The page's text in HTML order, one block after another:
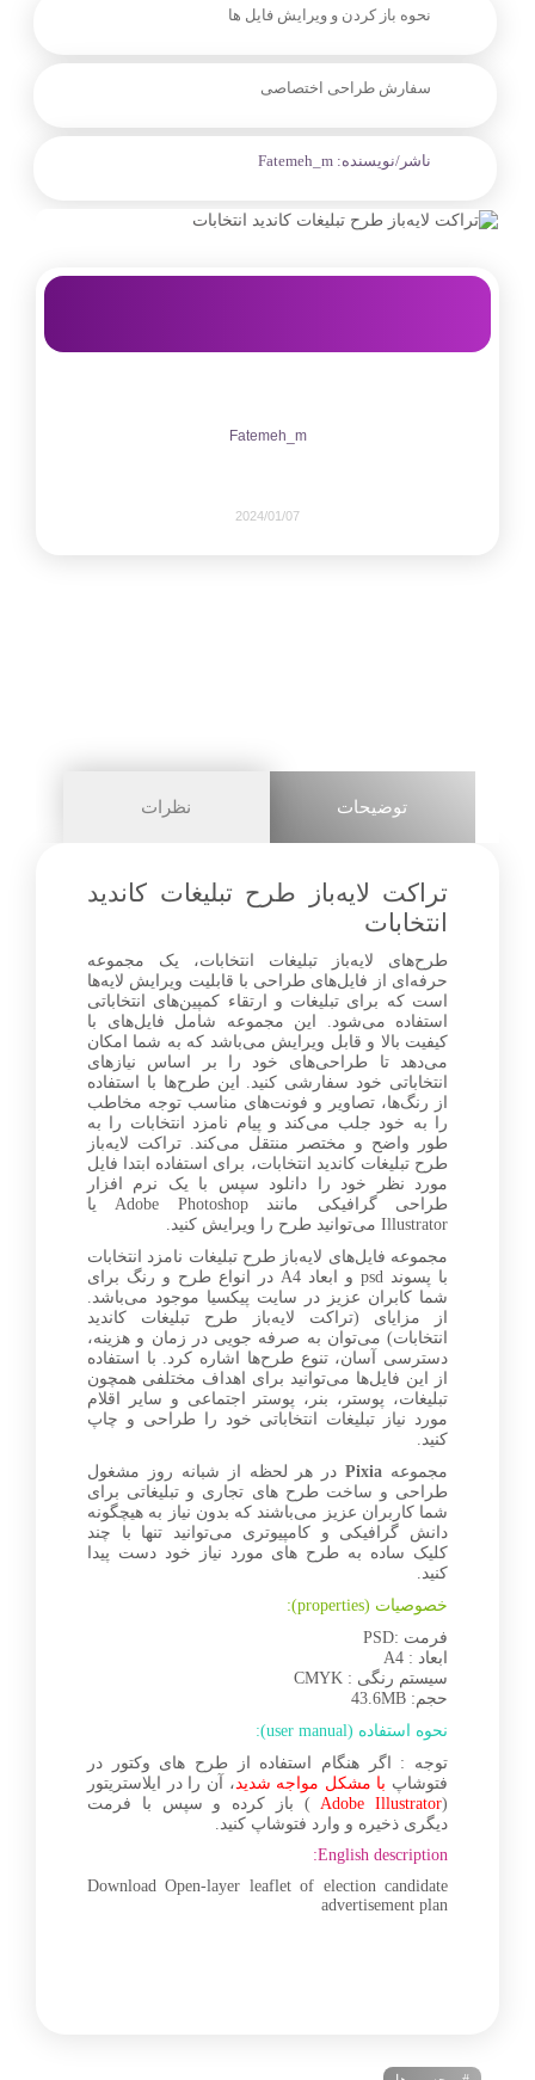
نحوه باز کردن و ویرایش فایل ها
سفارش طراحی اختصاصی
ناشر/نویسنده: Fatemeh_m
Fatemeh_m
2024/01/07
0
توضیحات نظرات
تراکت لایه‌باز طرح تبلیغات کاندید
انتخابات
طرح‌های لایه‌باز تبلیغات انتخابات، یک مجموعه
حرفه‌ای از فایل‌های طراحی با قابلیت ویرایش لایه‌ها
است که برای تبلیغات و ارتقاء کمپین‌های انتخاباتی
استفاده می‌شود. این مجموعه شامل فایل‌های با
کیفیت بالا و قابل ویرایش می‌باشد که به شما امکان
می‌دهد تا طراحی‌های خود را بر اساس نیازهای
انتخاباتی خود سفارشی کنید. این طرح‌ها با استفاده
از رنگ‌ها، تصاویر و فونت‌های مناسب توجه مخاطب
را به خود جلب می‌کند و پیام نامزد انتخابات را به
طور واضح و مختصر منتقل می‌کند. تراکت لایه‌باز
طرح تبلیغات کاندید انتخابات، برای استفاده ابتدا فایل
مورد نظر خود را دانلود سپس با یک نرم افزار
طراحی گرافیکی مانند Adobe Photoshop یا
Illustrator می‌توانید طرح را ویرایش کنید.
مجموعه فایل‌های لایه‌باز طرح تبلیغات نامزد انتخابات
با پسوند psd و ابعاد A4 در انواع طرح و رنگ برای
شما کابران عزیز در سایت پیکسیا موجود می‌باشد.
از مزایای (تراکت لایه‌باز طرح تبلیغات کاندید
انتخابات) می‌توان به صرفه جویی در زمان و هزینه،
دسترسی آسان، تنوع طرح‌ها اشاره کرد. با استفاده
از این فایل‌ها می‌توانید برای اهداف مختلفی همچون
تبلیغات، پوستر، بنر، پوستر اجتماعی و سایر اقلام
مورد نیاز تبلیغات انتخاباتی خود را طراحی و چاپ
کنید.
مجموعه Pixia در هر لحظه از شبانه روز مشغول
طراحی و ساخت طرح های تجاری و تبلیغاتی برای
شما کاربران عزیز می‌باشند که بدون نیاز به هیچگونه
دانش گرافیکی و کامپیوتری می‌توانید تنها با چند
کلیک ساده به طرح های مورد نیاز خود دست پیدا
کنید.
خصوصیات (properties):
فرمت :PSD
ابعاد : A4
سیستم رنگی : CMYK
حجم: 43.6MB
نحوه استفاده (user manual):
توجه : اگر هنگام استفاده از طرح های وکتور در
فتوشاپ با مشکل مواجه شدید، آن را در ایلاستریتور
(
Adobe Illustrator) باز کرده و سپس با فرمت
دیگری ذخیره و وارد فتوشاپ کنید.
English description:
Download Open-layer leaflet of election candidate
advertisement plan